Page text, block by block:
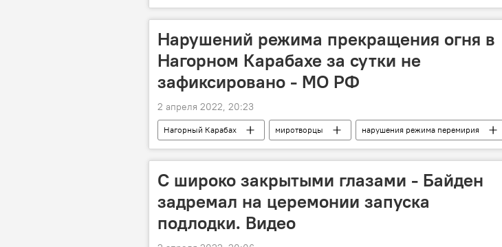
Игорь Конашенков
спецоперация Сводка
Нарушений режима прекращения огня в
Нагорном Карабахе за сутки не
зафиксировано - МО РФ
2 апреля 2022, 20:23
Нагорный Карабах миротворцы нарушения режима перемирия
С широко закрытыми глазами - Байден
задремал на церемонии запуска
подлодки. Видео